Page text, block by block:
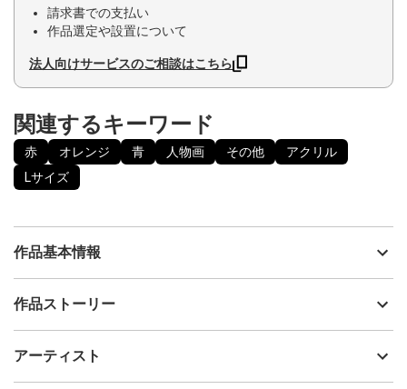
請求書での支払い
作品選定や設置について
法人向けサービスのご相談はこちら
関連するキーワード
赤 オレンジ 青 人物画 その他
アクリル
Lサイズ
作品基本情報
出品者
制作年
作品ストーリー
自由な感覚でお楽しみいただければ嬉しいです。
アーティスト